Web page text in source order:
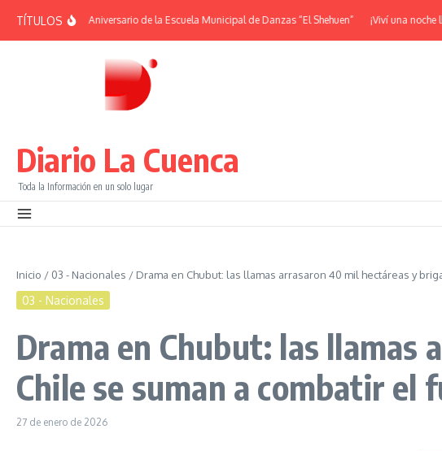
TÍTULOS| 38° Aniversario de la Escuela Municipal de Danzas “El Shehuen” ¡Viví una noche
Diario La Cuenca
Toda la Información en un solo lugar
Inicio / 03 - Nacionales / Drama en Chubut: las llamas arrasaron 40 mil hectáreas y
03 - Nacionales
Drama en Chubut: las
Chile se suman a combatir el
27 de enero de 2026